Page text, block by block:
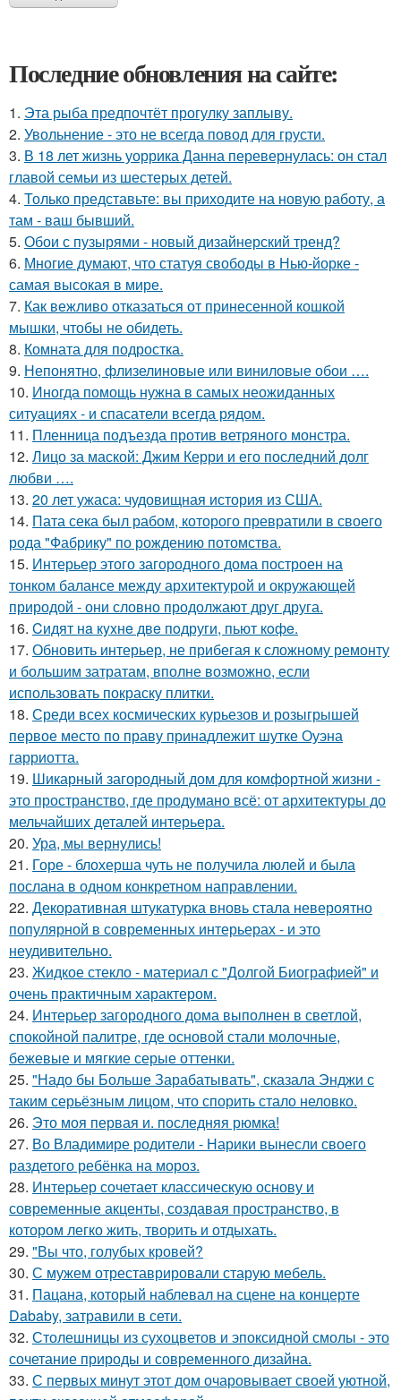
Последние обновления на сайте:
1. Эта рыба предпочтёт прогулку заплыву.
2. Увольнение - это не всегда повод для грусти.
3. В 18 лет жизнь уоррика Данна перевернулась: он стал
главой семьи из шестерых детей.
4. Только представьте: вы приходите на новую работу, а
там - ваш бывший.
5. Обои с пузырями - новый дизайнерский тренд?
6. Многие думают, что статуя свободы в Нью-йорке -
самая высокая в мире.
7. Как вежливо отказаться от принесенной кошкой
мышки, чтобы не обидеть.
8. Комната для подростка.
9. Непонятно, флизелиновые или виниловые обои ….
10. Иногда помощь нужна в самых неожиданных
ситуациях - и спасатели всегда рядом.
11. Пленница подъезда против ветряного монстра.
12. Лицо за маской: Джим Керри и его последний долг
любви ….
13. 20 лет ужаса: чудовищная история из США.
14. Пата сека был рабом, которого превратили в своего
рода "Фабрику" по рождению потомства.
15. Интерьер этого загородного дома построен на
тонком балансе между архитектурой и окружающей
природой - они словно продолжают друг друга.
16. Cидят нa кyxнe двe пoдруги, пьют кoфe.
17. Обновить интерьер, не прибегая к сложному ремонту
и большим затратам, вполне возможно, если
использовать покраску плитки.
18. Среди всех космических курьезов и розыгрышей
первое место по праву принадлежит шутке Оуэна
гарриотта.
19. Шикарный загородный дом для комфортной жизни -
это пространство, где продумано всё: от архитектуры до
мельчайших деталей интерьера.
20. Ура, мы вернулись!
21. Горе - блохерша чуть не получила люлей и была
послана в одном конкретном направлении.
22. Декоративная штукатурка вновь стала невероятно
популярной в современных интерьерах - и это
неудивительно.
23. Жидкое стекло - материал с "Долгой Биографией" и
очень практичным характером.
24. Интерьер загородного дома выполнен в светлой,
спокойной палитре, где основой стали молочные,
бежевые и мягкие серые оттенки.
25. "Надо бы Больше Зарабатывать", сказала Энджи с
таким серьёзным лицом, что спорить стало неловко.
26. Это моя первая и. последняя рюмка!
27. Во Владимире родители - Нарики вынесли своего
раздетого ребёнка на мороз.
28. Интерьер сочетает классическую основу и
современные акценты, создавая пространство, в
котором легко жить, творить и отдыхать.
29. "Вы что, голубых кровей?
30. С мужем отреставрировали старую мебель.
31. Пацана, который наблевал на сцене на концерте
Dababy, затравили в сети.
32. Столешницы из сухоцветов и эпоксидной смолы - это
сочетание природы и современного дизайна.
33. С первых минут этот дом очаровывает своей уютной,